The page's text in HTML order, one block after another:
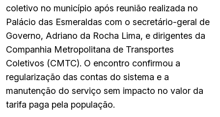
coletivo no município após reunião realizada no
Palácio das Esmeraldas com o secretário-geral de
Governo, Adriano da Rocha Lima, e dirigentes da
Companhia Metropolitana de Transportes
Coletivos (CMTC). O encontro confirmou a
regularização das contas do sistema e a
manutenção do serviço sem impacto no valor da
tarifa paga pela população.